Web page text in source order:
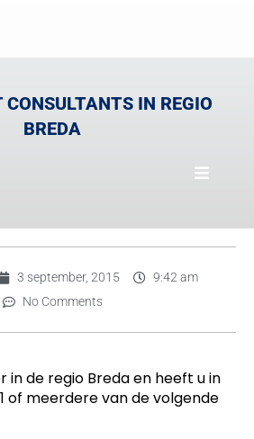
IN REGIO
BREDA
3 september, 2015
9:42 am
No Comments
in de regio Breda en heeft u in
of meerdere van de volgende